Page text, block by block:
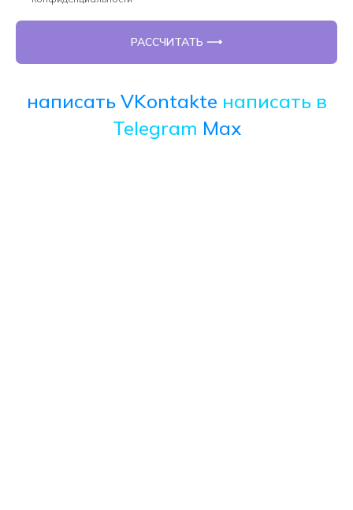
РАССЧИТАТЬ ⟶
написать VKontakte написать в
Telegram Max